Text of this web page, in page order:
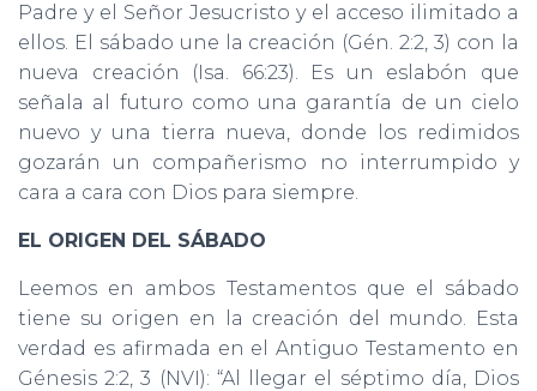
Padre y el Señor Jesucristo y el acceso ilimitado a
ellos. El sábado une la creación (Gén. 2:2, 3) con la
nueva creación (Isa. 66:23). Es un eslabón que
señala al futuro como una garantía de un cielo
nuevo y una tierra nueva, donde los redimidos
gozarán un compañerismo no interrumpido y
cara a cara con Dios para siempre.
EL ORIGEN DEL SÁBADO
Leemos en ambos Testamentos que el sábado
tiene su origen en la creación del mundo. Esta
verdad es afirmada en el Antiguo Testamento en
Génesis 2:2, 3 (NVI): “Al llegar el séptimo día, Dios